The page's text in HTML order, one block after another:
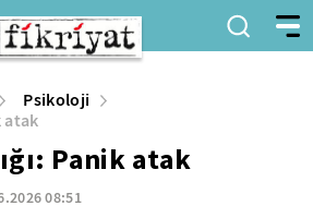
Psikoloji
atak
Panik atak
08:51